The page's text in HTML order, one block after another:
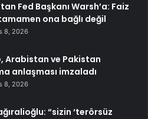
Fed Başkanı Warsh’a: Faiz
ona bağlı değil
8, 2026
Arabistan ve Pakistan
anlaşması imzaladı
8, 2026
“sizin ‘terörsüz